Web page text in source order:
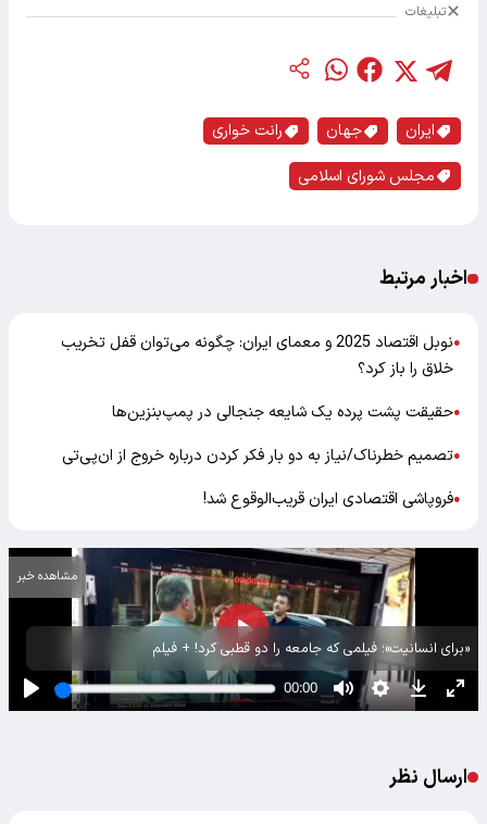
تبلیغات
ایران جهان
رانت خواری
مجلس شورای اسلامی
اخبار مرتبط
●
نوبل اقتصاد 2025 و معمای ایران: چگونه می‌توان قفل تخریب
خلاق را باز کرد؟
●حقیقت پشت پرده یک شایعه جنجالی در پمپ‌بنزین‌ها
●تصمیم خطرناک/نیاز به دو بار فکر کردن درباره خروج از ان‌پی‌تی
●فروپاشی اقتصادی ایران قریب‌الوقوع شد!
«برای انسانیت»؛ فیلمی که جامعه را دو قطبی کرد! + فیلم
مشاهده خبر
ارسال نظر